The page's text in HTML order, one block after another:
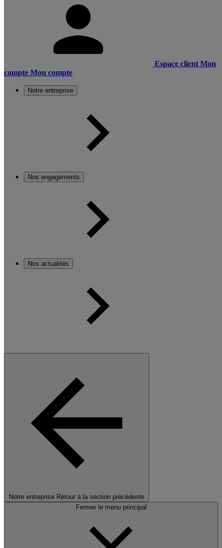
Espace client Mon
compte Mon compte
Notre entreprise
Nos engagements
Nos actualités
Notre entreprise Retour à la section précédente
Fermer le menu principal